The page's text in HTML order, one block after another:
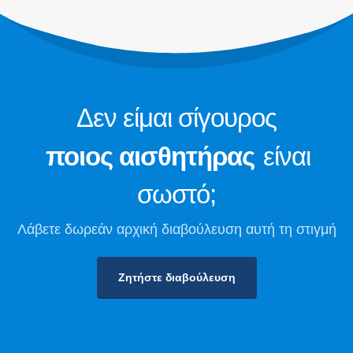
Δεν είμαι σίγουρος
ποιος αισθητήρας είναι
σωστό;
Λάβετε δωρεάν αρχική διαβούλευση αυτή τη στιγμή
Ζητήστε διαβούλευση
μέσου για ψυκτική αποθήκευση
Βιομηχανική παρακολούθηση αερίου
Ακολουθήστε μας
Winsen. © 2026. Με την επιφύλαξη παντός δικαιώματος